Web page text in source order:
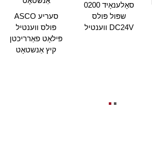
ASCO סעריע
פּולס ווענטיל
פּילאָט פאַרריכטן
קיץ אַנשטאָט
0200 סאָלענאָיד
שפּול פּולס
ווענטיל DC24V